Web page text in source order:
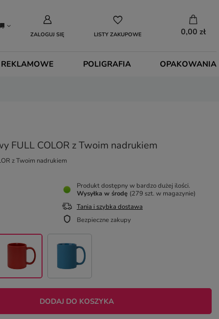
ZALOGUJ SIĘ LISTY ZAKUPOWE 0,00 zł
POLIGRAFIA OPAKOWANIA
FULL COLOR z Twoim nadrukiem
z Twoim nadrukiem
DODAJ DO KOSZYKA
Produkt dostępny w bardzo dużej ilości
Wysyłka w środę (279 szt. w magazynie)
Tania i szybka dostawa
Bezpieczne zakupy